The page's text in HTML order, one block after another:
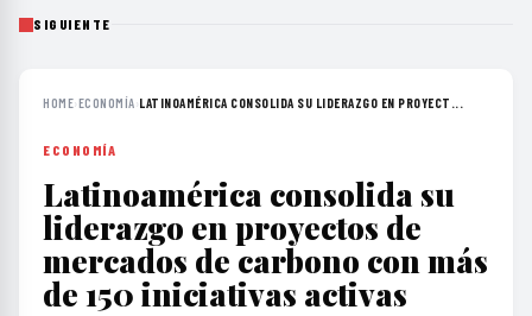
SIGUIENTE
HOME›ECONOMÍA›LATINOAMÉRICA CONSOLIDA SU LIDERAZGO EN PROYECT...
ECONOMÍA
Latinoamérica consolida su
liderazgo en proyectos de
mercados de carbono con más
de 150 iniciativas activas